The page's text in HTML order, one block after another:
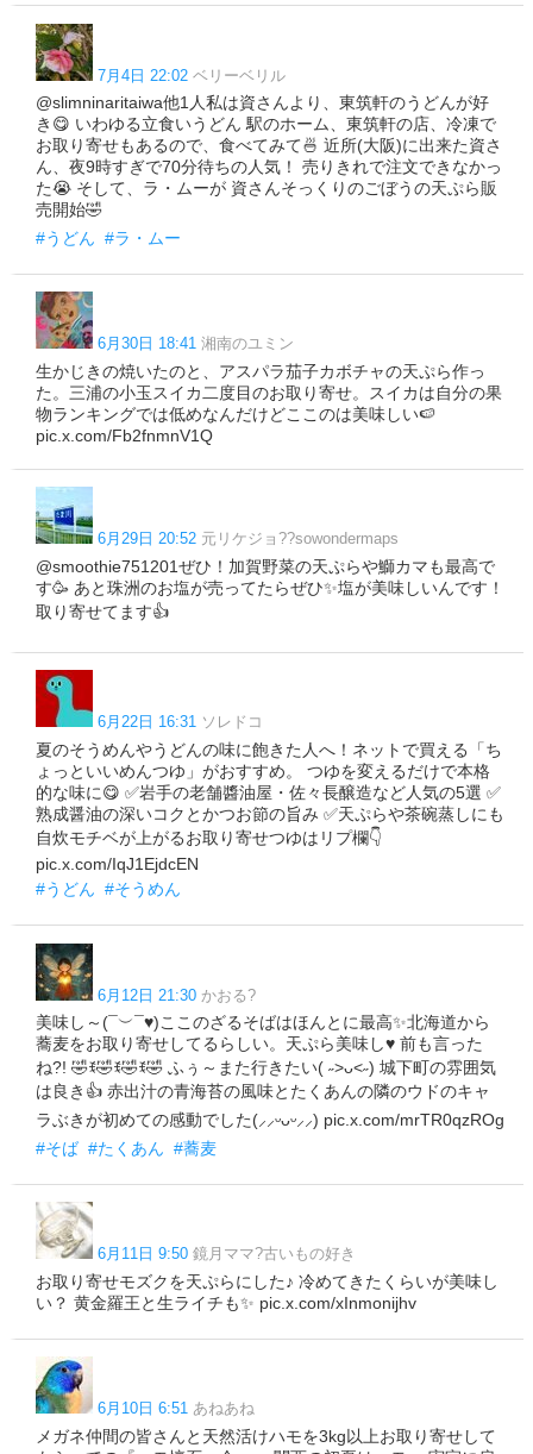
7月4日 22:02 ベリーベリル
@slimninaritaiwa他1人私は資さんより、東筑軒のうどんが好
き😋 いわゆる立食いうどん 駅のホーム、東筑軒の店、冷凍で
お取り寄せもあるので、食べてみて🍜 近所(大阪)に出来た資さ
ん、夜9時すぎで70分待ちの人気！ 売りきれで注文できなかっ
た😭 そして、ラ・ムーが 資さんそっくりのごぼうの天ぷら販
売開始🤣
#うどん #ラ・ムー
6月30日 18:41 湘南のユミン
生かじきの焼いたのと、アスパラ茄子カボチャの天ぷら作っ
た。三浦の小玉スイカ二度目のお取り寄せ。スイカは自分の果
物ランキングでは低めなんだけどここのは美味しい🍉
pic.x.com/Fb2fnmnV1Q
6月29日 20:52 元リケジョ??sowondermaps
@smoothie751201ぜひ！加賀野菜の天ぷらや鰤カマも最高で
す🥳 あと珠洲のお塩が売ってたらぜひ✨塩が美味しいんです！
取り寄せてます👍
6月22日 16:31 ソレドコ
夏のそうめんやうどんの味に飽きた人へ！ネットで買える「ち
ょっといいめんつゆ」がおすすめ。 つゆを変えるだけで本格
的な味に😋 ✅岩手の老舗醬油屋・佐々長醸造など人気の5選 ✅
熟成醤油の深いコクとかつお節の旨み ✅天ぷらや茶碗蒸しにも
自炊モチベが上がるお取り寄せつゆはリプ欄👇
pic.x.com/IqJ1EjdcEN
#うどん #そうめん
6月12日 21:30 かおる?
美味し～(¯︶¯♥)ここのざるそばはほんとに最高✨️北海道から
蕎麦をお取り寄せしてるらしい。天ぷら美味し♥ 前も言った
ね?! 🤣ꉂ🤣ꉂ🤣ꉂ🤣 ふぅ～また行きたい( ˶>ᴗ<˶) 城下町の雰囲気
は良き👍 赤出汁の青海苔の風味とたくあんの隣のウドのキャ
ラぶきが初めての感動でした(⸝⸝ᵕᴗᵕ⸝⸝) pic.x.com/mrTR0qzROg
#そば #たくあん #蕎麦
6月11日 9:50 鏡月ママ?古いもの好き
お取り寄せモズクを天ぷらにした♪ 冷めてきたくらいが美味し
い？ 黄金羅王と生ライチも✨ pic.x.com/xInmonijhv
6月10日 6:51 あねあね
メガネ仲間の皆さんと天然活けハモを3kg以上お取り寄せして